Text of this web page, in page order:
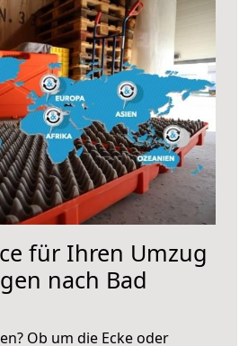
für Ihren Umzug
nach Bad
Ob um die Ecke oder